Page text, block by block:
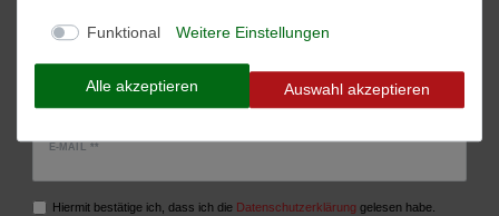
Instagram
VORNAME NACHNAME
E-MAIL **
Hiermit bestätige ich, dass ich die Daten­schutz­erklärung gelesen habe.
Funktional Weitere Einstellungen
Alle akzeptieren Auswahl akzeptieren